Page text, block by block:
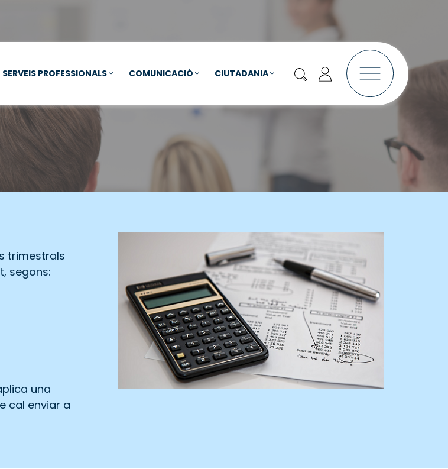
SERVEIS PROFESSIONALS COMUNICACIÓ CIUTADANIA
trimestrals
segons:
una
cal enviar a